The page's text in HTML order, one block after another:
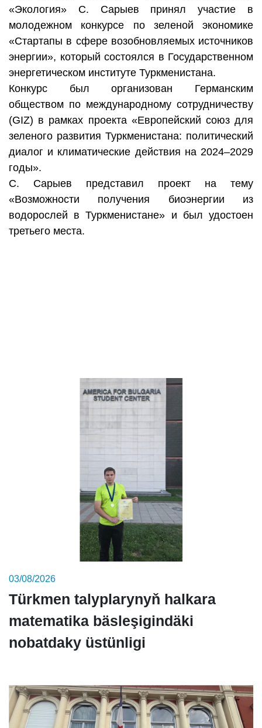
«Экология» С. Сарыев принял участие в
молодежном конкурсе по зеленой экономике
«Стартапы в сфере возобновляемых источников
энергии», который состоялся в Государственном
энергетическом институте Туркменистана.
Конкурс был организован Германским
обществом по международному сотрудничеству
(GIZ) в рамках проекта «Европейский союз для
зеленого развития Туркменистана: политический
диалог и климатические действия на 2024–2029
годы».
С. Сарыев представил проект на тему
«Возможности получения биоэнергии из
водорослей в Туркменистане» и был удостоен
третьего места.
03/08/2026
Türkmen talyplarynyň halkara
matematika bäsleşigindäki
nobatdaky üstünligi